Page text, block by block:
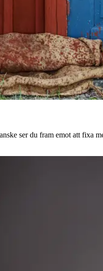
ser du fram emot att